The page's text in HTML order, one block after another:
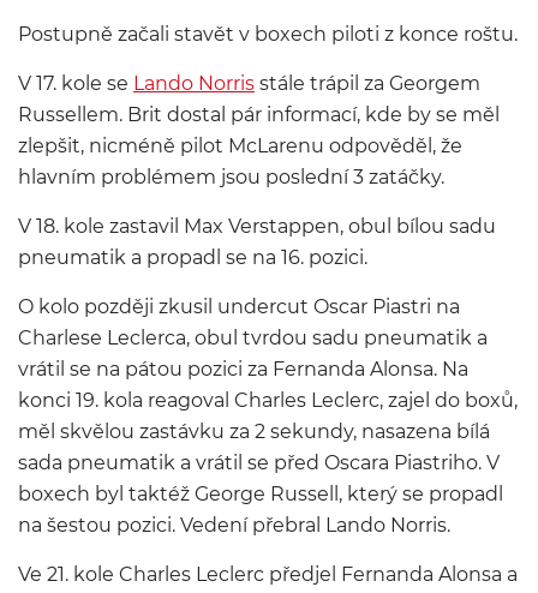
Postupně začali stavět v boxech piloti z konce roštu.
V 17. kole se Lando Norris stále trápil za Georgem
Russellem. Brit dostal pár informací, kde by se měl
zlepšit, nicméně pilot McLarenu odpověděl, že
hlavním problémem jsou poslední 3 zatáčky.
V 18. kole zastavil Max Verstappen, obul bílou sadu
pneumatik a propadl se na 16. pozici.
O kolo později zkusil undercut Oscar Piastri na
Charlese Leclerca, obul tvrdou sadu pneumatik a
vrátil se na pátou pozici za Fernanda Alonsa. Na
konci 19. kola reagoval Charles Leclerc, zajel do boxů,
měl skvělou zastávku za 2 sekundy, nasazena bílá
sada pneumatik a vrátil se před Oscara Piastriho. V
boxech byl taktéž George Russell, který se propadl
na šestou pozici. Vedení přebral Lando Norris.
Ve 21. kole Charles Leclerc předjel Fernanda Alonsa a